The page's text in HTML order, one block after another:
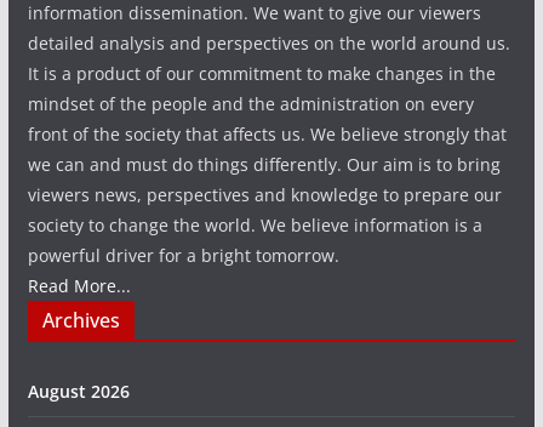
information dissemination. We want to give our viewers
detailed analysis and perspectives on the world around us.
It is a product of our commitment to make changes in the
mindset of the people and the administration on every
front of the society that affects us. We believe strongly that
we can and must do things differently. Our aim is to bring
viewers news, perspectives and knowledge to prepare our
society to change the world. We believe information is a
powerful driver for a bright tomorrow.
Read More...
Archives
August 2026